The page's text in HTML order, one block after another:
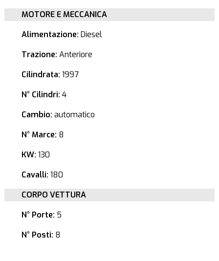
MOTORE E MECCANICA
Alimentazione: Diesel
Trazione: Anteriore
Cilindrata: 1997
N° Cilindri: 4
Cambio: automatico
N° Marce: 8
KW: 130
Cavalli: 180
CORPO VETTURA
N° Porte: 5
N° Posti: 8